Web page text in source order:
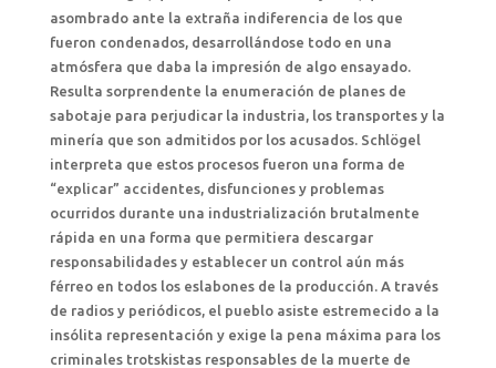
asombrado ante la extraña indiferencia de los que
fueron condenados, desarrollándose todo en una
atmósfera que daba la impresión de algo ensayado.
Resulta sorprendente la enumeración de planes de
sabotaje para perjudicar la industria, los transportes y la
minería que son admitidos por los acusados. Schlögel
interpreta que estos procesos fueron una forma de
“explicar” accidentes, disfunciones y problemas
ocurridos durante una industrialización brutalmente
rápida en una forma que permitiera descargar
responsabilidades y establecer un control aún más
férreo en todos los eslabones de la producción. A través
de radios y periódicos, el pueblo asiste estremecido a la
insólita representación y exige la pena máxima para los
criminales trotskistas responsables de la muerte de